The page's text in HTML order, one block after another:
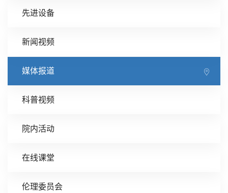
先进设备
新闻视频
媒体报道
科普视频
院内活动
在线课堂
伦理委员会